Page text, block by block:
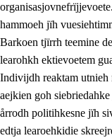
2. Lïeremen,
2.1 Sosijaale
2.2 Maahtoe
2.3 Vihkeles
hammoeh jïh
Barkoen tjïrrh teemine
learohkh ektievoetem
Indivijdh reaktam utnieh
aejkien goh
årrodh politihkesne jïh
edtja learoehkidie